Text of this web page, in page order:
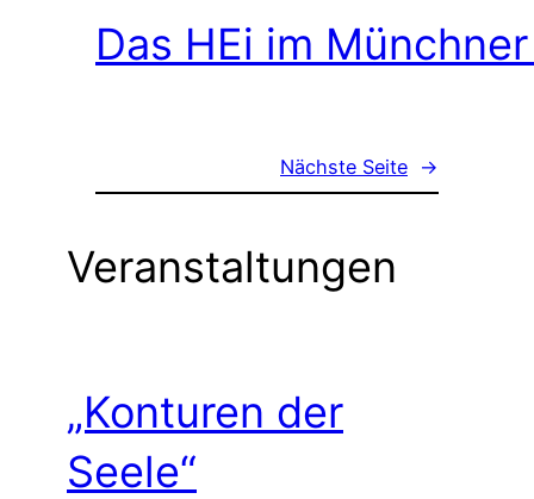
Das HEi im
Nächste Seite →
Veranstaltungen
„Konturen der
Seele“